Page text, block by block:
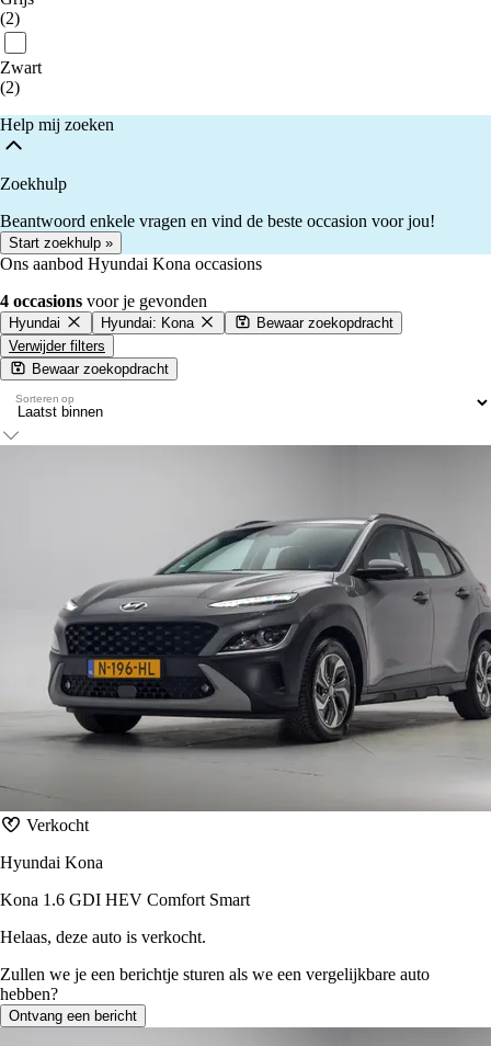
(2)
Zwart
(2)
Help mij zoeken
Zoekhulp
Beantwoord enkele vragen en vind de beste occasion voor jou!
Start zoekhulp »
Ons aanbod Hyundai Kona occasions
4 occasions voor je gevonden
Hyundai Hyundai: Kona
Bewaar zoekopdracht
Verwijder filters
Bewaar zoekopdracht
Sorteren op
Verkocht
Hyundai Kona
Kona 1.6 GDI HEV Comfort Smart
Helaas, deze auto is verkocht.
Zullen we je een berichtje sturen als we een vergelijkbare auto
hebben?
Ontvang een bericht